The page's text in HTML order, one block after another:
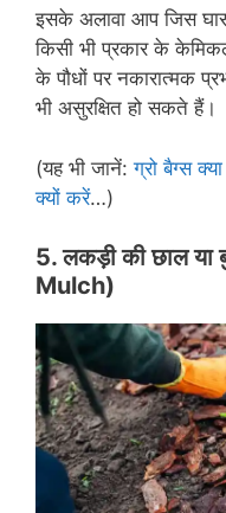
इसके अलावा आप जिस
किसी भी प्रकार के
के पौधों पर नकारात्मक
भी असुरक्षित हो सकते हैं।
(यह भी जानें:ग्रो बैग्स
क्यों करें…)
5. लकड़ीकी छाल या
Mulch)